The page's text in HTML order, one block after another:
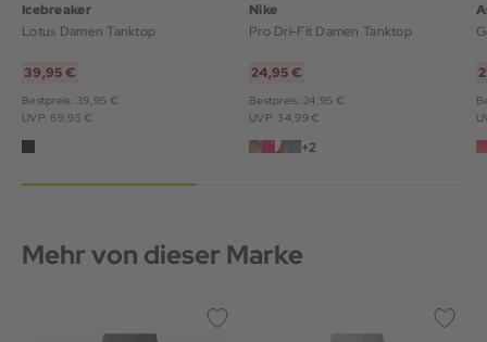
Icebreaker
Lotus Damen Tanktop
39,95 €
Bestpreis: 39,95 €
UVP: 69,95 €
Nike
Pro Dri-Fit Damen Tanktop
24,95 €
Bestpreis: 24,95 €
UVP: 34,99 €
+2
Mehr von dieser Marke